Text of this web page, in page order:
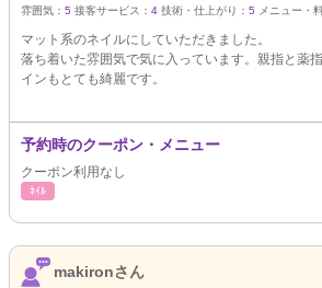
雰囲気： 5 接客サービス： 4 技術・仕上がり： 5 メニュー・
マット系のネイルにしていただきました。
落ち着いた雰囲気で気に入っています。親指と薬
インもとても綺麗です。
予約時のクーポン・メニュー
クーポン利用なし
ﾈｲﾙ
makironさん